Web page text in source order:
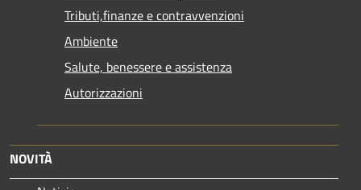
Tributi,finanze e contravvenzioni
Ambiente
Salute, benessere e assistenza
Autorizzazioni
NOVITÀ